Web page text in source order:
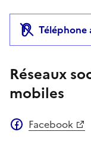
Téléphone
Réseaux
mobiles
Facebook